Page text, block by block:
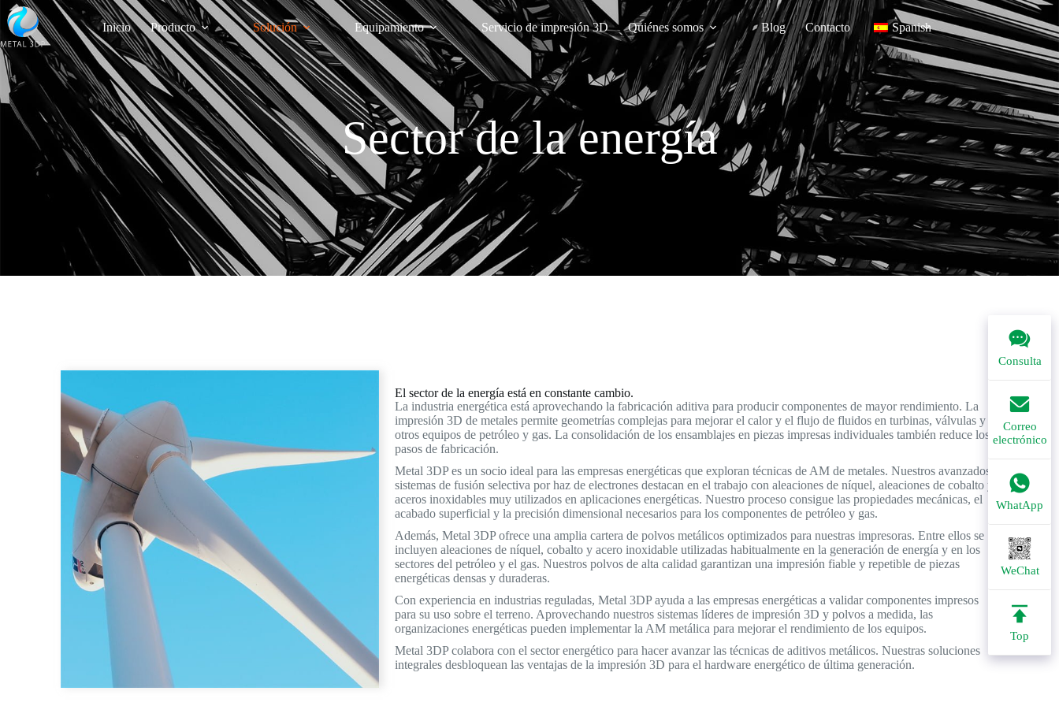
Inicio Producto Solución Equipamiento Servicio de impresión 3D Quiénes somos Blog Contacto Spanish
Consulta
Correo
electrónico
WhatApp
WeChat
Top
Sector de la energía
El sector de la energía está en constante cambio.
La industria energética está aprovechando la fabricación aditiva para producir componentes de mayor rendimiento. La
impresión 3D de metales permite geometrías complejas para mejorar el calor y el flujo de fluidos en turbinas, válvulas y
otros equipos de petróleo y gas. La consolidación de los ensamblajes en piezas impresas individuales también reduce los
pasos de fabricación.
Metal 3DP es un socio ideal para las empresas energéticas que exploran técnicas de AM de metales. Nuestros avanzados
sistemas de fusión selectiva por haz de electrones destacan en el trabajo con aleaciones de níquel, aleaciones de cobalto y
aceros inoxidables muy utilizados en aplicaciones energéticas. Nuestro proceso consigue las propiedades mecánicas, el
acabado superficial y la precisión dimensional necesarios para los componentes de petróleo y gas.
Además, Metal 3DP ofrece una amplia cartera de polvos metálicos optimizados para nuestras impresoras. Entre ellos se
incluyen aleaciones de níquel, cobalto y acero inoxidable utilizadas habitualmente en la generación de energía y en los
sectores del petróleo y el gas. Nuestros polvos de alta calidad garantizan una impresión fiable y repetible de piezas
energéticas densas y duraderas.
Con experiencia en industrias reguladas, Metal 3DP ayuda a las empresas energéticas a validar componentes impresos
para su uso sobre el terreno. Aprovechando nuestros sistemas líderes de impresión 3D y polvos a medida, las
organizaciones energéticas pueden implementar la AM metálica para mejorar el rendimiento de los equipos.
Metal 3DP colabora con el sector energético para hacer avanzar las técnicas de aditivos metálicos. Nuestras soluciones
integrales desbloquean las ventajas de la impresión 3D para el hardware energético de última generación.